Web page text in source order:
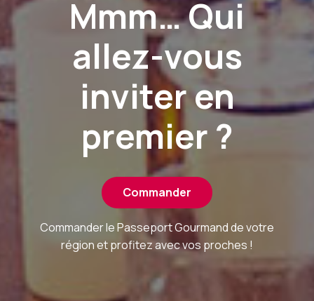
Mmm… Qui
allez-vous
inviter en
premier ?
Commander
Commander le Passeport Gourmand de votre
région et profitez avec vos proches !